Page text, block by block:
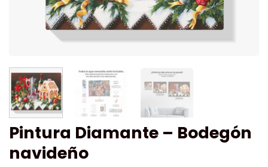
Pintura Diamante – Bodegón
navideño